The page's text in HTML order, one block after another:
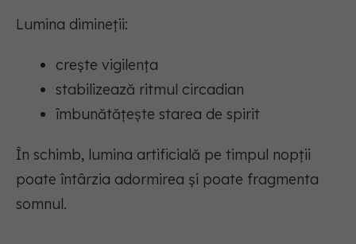
Lumina dimineții:
crește vigilența
stabilizează ritmul circadian
îmbunătățește starea de spirit
În schimb, lumina artificială pe timpul nopții
poate întârzia adormirea și poate fragmenta
somnul.